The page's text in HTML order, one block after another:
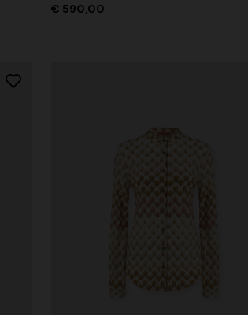
€ 590,00